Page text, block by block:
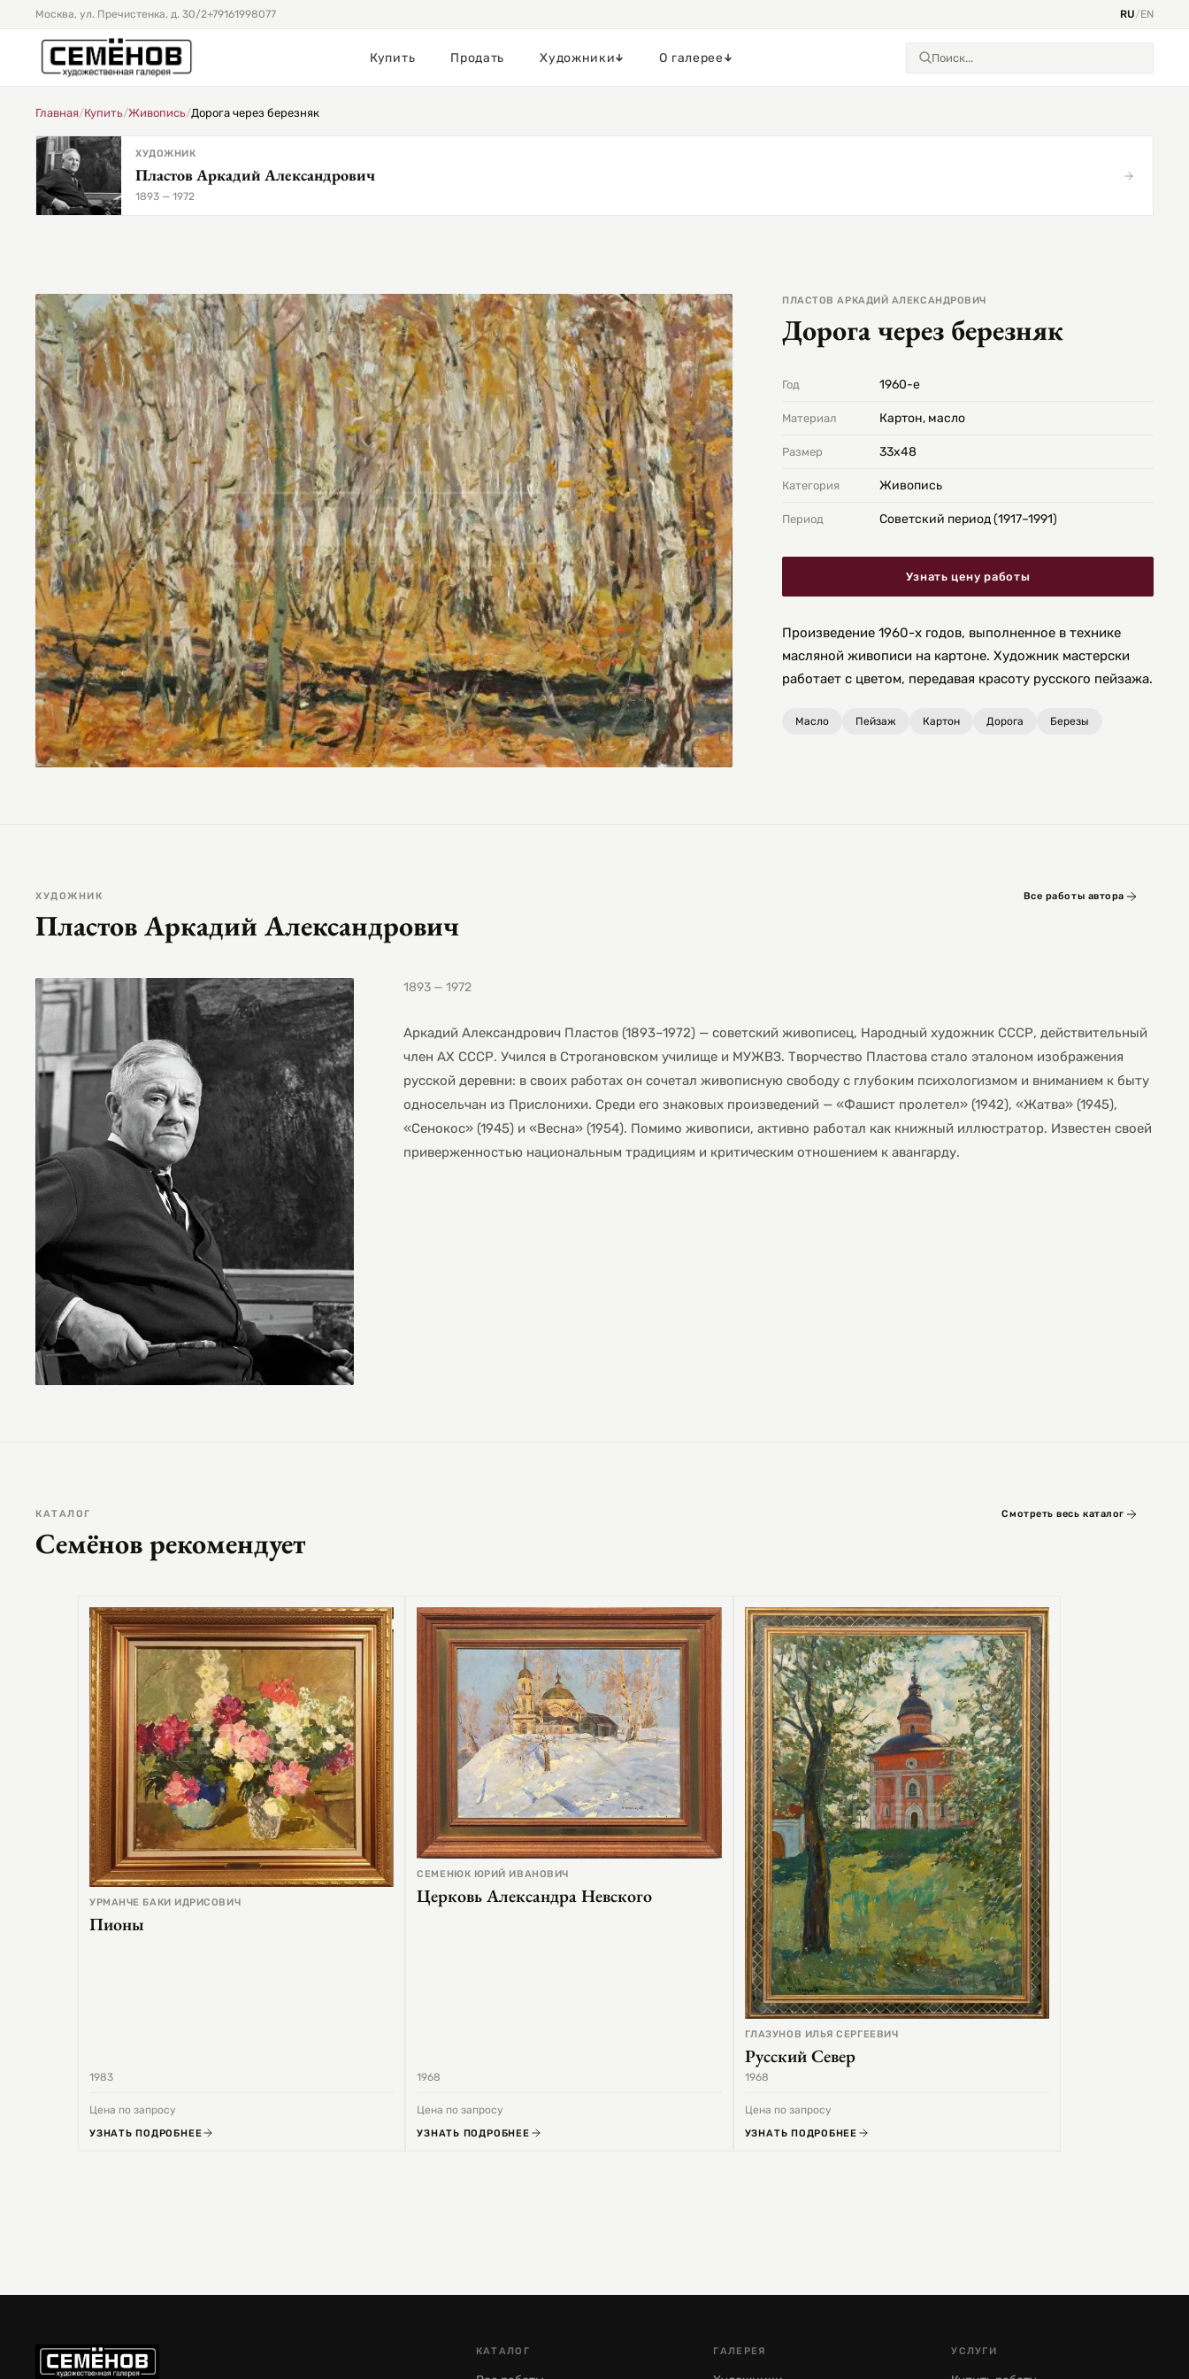
Москва, ул. Пречистенка, д. 30/2+79161998077 RU/EN
Купить Продать Художники О галерее
Главная/Купить/Живопись/Дорога через березняк
ХУДОЖНИК
Пластов Аркадий Александрович
1893 — 1972
ПЛАСТОВ АРКАДИЙ АЛЕКСАНДРОВИЧ
Дорога через березняк
Год 1960-е
Материал Картон, масло
Размер 33х48
Категория Живопись
Период Советский период (1917–1991)
Узнать цену работы
Произведение 1960-х годов, выполненное в технике
масляной живописи на картоне. Художник мастерски
работает с цветом, передавая красоту русского пейзажа.
Масло Пейзаж Картон Дорога Березы
ХУДОЖНИК
Пластов Аркадий Александрович
Все работы автора
1893 — 1972
Аркадий Александрович Пластов (1893–1972) — советский живописец, Народный художник СССР, действительный
член АХ СССР. Учился в Строгановском училище и МУЖВЗ. Творчество Пластова стало эталоном изображения
русской деревни: в своих работах он сочетал живописную свободу с глубоким психологизмом и вниманием к быту
односельчан из Прислонихи. Среди его знаковых произведений — «Фашист пролетел» (1942), «Жатва» (1945),
«Сенокос» (1945) и «Весна» (1954). Помимо живописи, активно работал как книжный иллюстратор. Известен своей
приверженностью национальным традициям и критическим отношением к авангарду.
КАТАЛОГ
Семёнов рекомендует
Смотреть весь каталог
УРМАНЧЕ БАКИ ИДРИСОВИЧ
Пионы
1983
Цена по запросу
УЗНАТЬ ПОДРОБНЕЕ
СЕМЕНЮК ЮРИЙ ИВАНОВИЧ
Церковь Александра Невского
1968
Цена по запросу
УЗНАТЬ ПОДРОБНЕЕ
ГЛАЗУНОВ ИЛЬЯ СЕРГЕЕВИЧ
Русский Север
1968
Цена по запросу
УЗНАТЬ ПОДРОБНЕЕ
КАТАЛОГ ГАЛЕРЕЯ УСЛУГИ